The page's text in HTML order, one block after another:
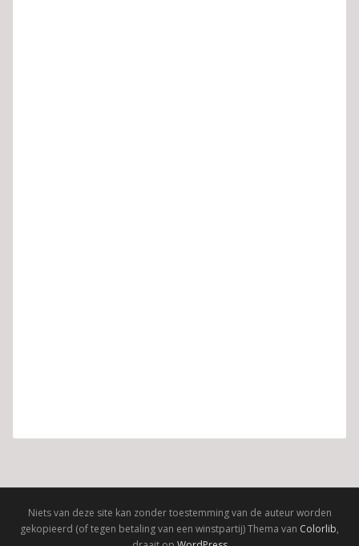
Niets van deze site kan zonder toestemming van de auteur worden
gekopieerd (of tegen betaling van een winstpartij) Thema van Colorlib,